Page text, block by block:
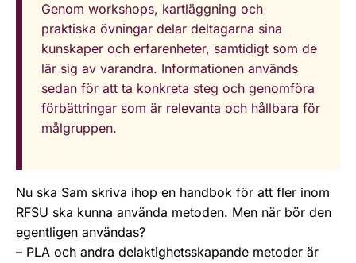
Genom workshops, kartläggning och
praktiska övningar delar deltagarna sina
kunskaper och erfarenheter, samtidigt som de
lär sig av varandra. Informationen används
sedan för att ta konkreta steg och genomföra
förbättringar som är relevanta och hållbara för
målgruppen.
Nu ska Sam skriva ihop en handbok för att fler inom
RFSU ska kunna använda metoden. Men när bör den
egentligen användas?
– PLA och andra delaktighetsskapande metoder är